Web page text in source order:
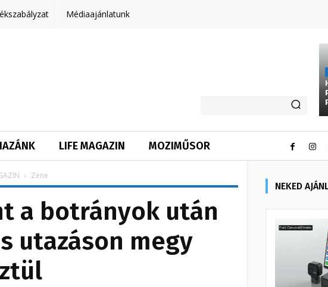
Médiaajánlatunk
LIFE MAGAZIN MOZIMŰSOR
Zene
a botrányok után
utazáson megy
NEKED